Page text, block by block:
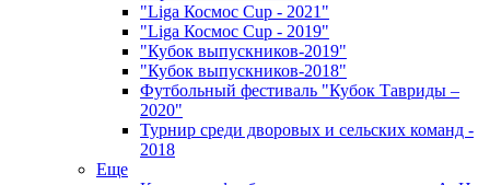
"Liga Космос Cup - 2021"
"Liga Космос Cup - 2019"
"Кубок выпускников-2019"
"Кубок выпускников-2018"
Футбольный фестиваль "Кубок Тавриды –
2020"
Турнир среди дворовых и сельских команд -
2018
Еще